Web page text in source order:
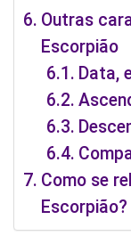
Outras
Escorpião
Data,
Como se
Escorpião?